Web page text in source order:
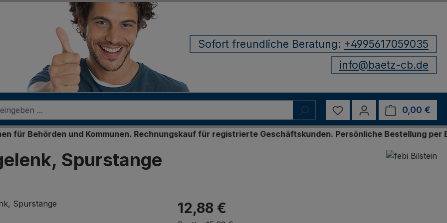
Sofort freundliche Beratung: +4995617059035
info@baetz-cb.de
Du hast 0 Produkte auf
0,00 €
und Kommunen. Rechnungskauf für registrierte Geschäftskunden. Persönliche Bestellung per E-Mail
Spurstange
12,88 €